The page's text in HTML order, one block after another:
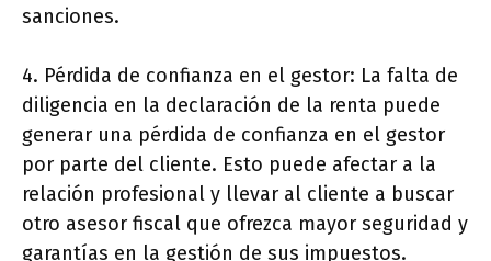
sanciones.
4. Pérdida de confianza en el gestor: La falta de
diligencia en la declaración de la renta puede
generar una pérdida de confianza en el gestor
por parte del cliente. Esto puede afectar a la
relación profesional y llevar al cliente a buscar
otro asesor fiscal que ofrezca mayor seguridad y
garantías en la gestión de sus impuestos.